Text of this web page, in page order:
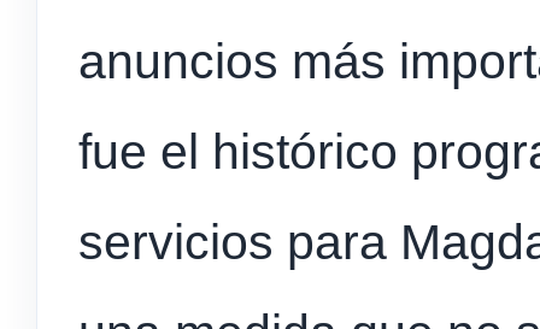
anuncios más
fue el histórico
servicios para